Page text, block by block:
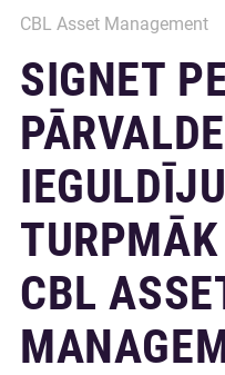
CBL Asset Management
SIGNET
CBL